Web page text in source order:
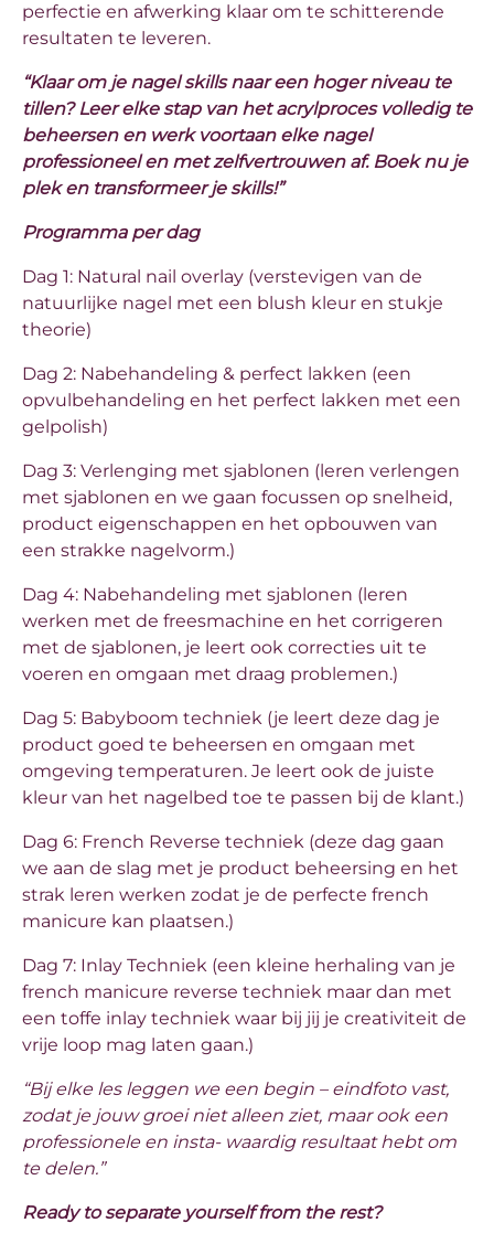
perfectie en afwerking klaar om te schitterende
resultaten te leveren.
“Klaar om je nagel skills naar een hoger niveau te
tillen? Leer elke stap van het acrylproces volledig te
beheersen en werk voortaan elke nagel
professioneel en met zelfvertrouwen af. Boek nu je
plek en transformeer je skills!”
Programma per dag
Dag 1: Natural nail overlay (verstevigen van de
natuurlijke nagel met een blush kleur en stukje
theorie)
Dag 2: Nabehandeling & perfect lakken (een
opvulbehandeling en het perfect lakken met een
gelpolish)
Dag 3: Verlenging met sjablonen (leren verlengen
met sjablonen en we gaan focussen op snelheid,
product eigenschappen en het opbouwen van
een strakke nagelvorm.)
Dag 4: Nabehandeling met sjablonen (leren
werken met de freesmachine en het corrigeren
met de sjablonen, je leert ook correcties uit te
voeren en omgaan met draag problemen.)
Dag 5: Babyboom techniek (je leert deze dag je
product goed te beheersen en omgaan met
omgeving temperaturen. Je leert ook de juiste
kleur van het nagelbed toe te passen bij de klant.)
Dag 6: French Reverse techniek (deze dag gaan
we aan de slag met je product beheersing en het
strak leren werken zodat je de perfecte french
manicure kan plaatsen.)
Dag 7: Inlay Techniek (een kleine herhaling van je
french manicure reverse techniek maar dan met
een toffe inlay techniek waar bij jij je creativiteit de
vrije loop mag laten gaan.)
“Bij elke les leggen we een begin – eindfoto vast,
zodat je jouw groei niet alleen ziet, maar ook een
professionele en insta- waardig resultaat hebt om
te delen.”
Ready to separate yourself from the rest?